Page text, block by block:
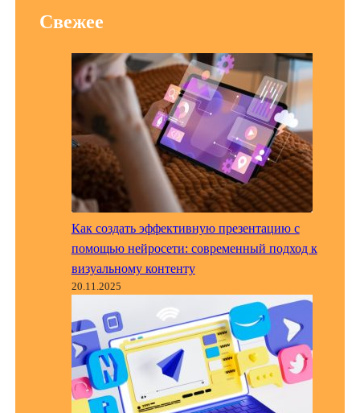
Свежее
Как создать эффективную презентацию с
помощью нейросети: современный подход к
визуальному контенту
20.11.2025